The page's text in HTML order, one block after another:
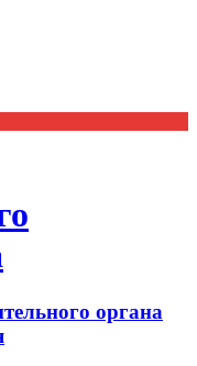
органа